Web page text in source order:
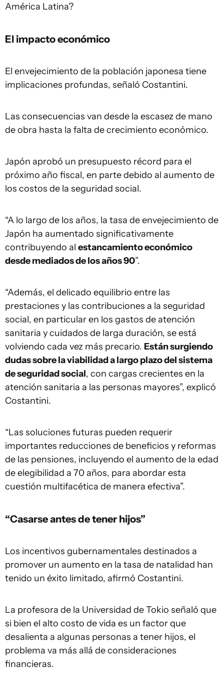
América Latina?
El impacto económico
El envejecimiento de la población japonesa tiene
implicaciones profundas, señaló Costantini.
Las consecuencias van desde la escasez de mano
de obra hasta la falta de crecimiento económico.
Japón aprobó un presupuesto récord para el
próximo año fiscal, en parte debido al aumento de
los costos de la seguridad social.
“A lo largo de los años, la tasa de envejecimiento de
Japón ha aumentado significativamente
contribuyendo al estancamiento económico
desde mediados de los años 90”.
“Además, el delicado equilibrio entre las
prestaciones y las contribuciones a la seguridad
social, en particular en los gastos de atención
sanitaria y cuidados de larga duración, se está
volviendo cada vez más precario. Están surgiendo
dudas sobre la viabilidad a largo plazo del sistema
de seguridad social, con cargas crecientes en la
atención sanitaria a las personas mayores”, explicó
Costantini.
“Las soluciones futuras pueden requerir
importantes reducciones de beneficios y reformas
de las pensiones, incluyendo el aumento de la edad
de elegibilidad a 70 años, para abordar esta
cuestión multifacética de manera efectiva”.
“Casarse antes de tener hijos”
Los incentivos gubernamentales destinados a
promover un aumento en la tasa de natalidad han
tenido un éxito limitado, afirmó Costantini.
La profesora de la Universidad de Tokio señaló que
si bien el alto costo de vida es un factor que
desalienta a algunas personas a tener hijos, el
problema va más allá de consideraciones
financieras.